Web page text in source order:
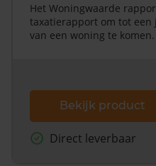
Het Woningwaarde
taxatierapport om tot
van een woning te komen.
Bekijk product
Direct leverbaar